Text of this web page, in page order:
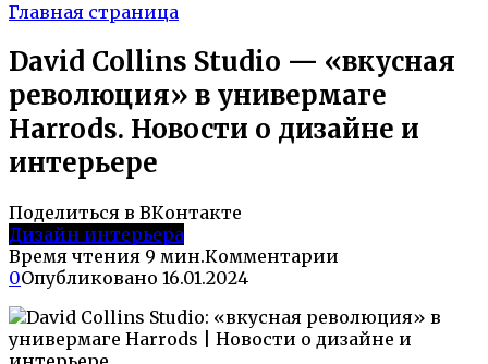
Главная страница
David Collins Studio — «вкусная
революция» в универмаге
Harrods. Новости о дизайне и
интерьере
Поделиться в ВКонтакте
Дизайн интерьера
Время чтения 9 мин.Комментарии
0Опубликовано 16.01.2024